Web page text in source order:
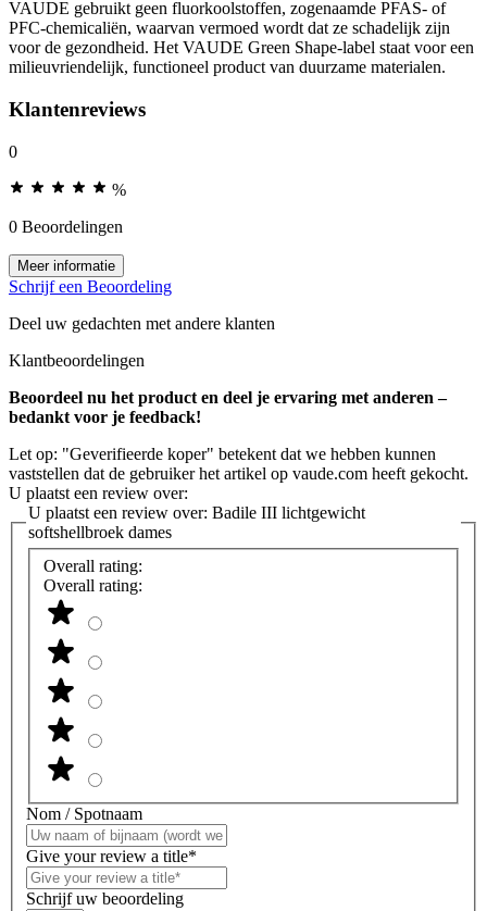
VAUDE gebruikt geen fluorkoolstoffen, zogenaamde PFAS- of
PFC-chemicaliën, waarvan vermoed wordt dat ze schadelijk zijn
voor de gezondheid. Het VAUDE Green Shape-label staat voor een
milieuvriendelijk, functioneel product van duurzame materialen.
Klantenreviews
0
%
0 Beoordelingen
Meer informatie
Schrijf een Beoordeling
Deel uw gedachten met andere klanten
Klantbeoordelingen
Beoordeel nu het product en deel je ervaring met anderen –
bedankt voor je feedback!
Let op: "Geverifieerde koper" betekent dat we hebben kunnen
vaststellen dat de gebruiker het artikel op vaude.com heeft gekocht.
U plaatst een review over:
U plaatst een review over: Badile III lichtgewicht
softshellbroek dames
Overall rating:
Overall rating:
Nom / Spotnaam
Give your review a title*
Schrijf uw beoordeling